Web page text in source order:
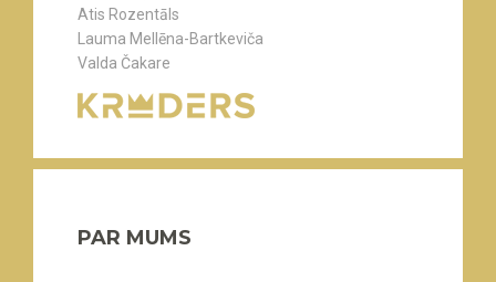
Atis Rozentāls
Lauma Mellēna-Bartkeviča
Valda Čakare
PAR MUMS